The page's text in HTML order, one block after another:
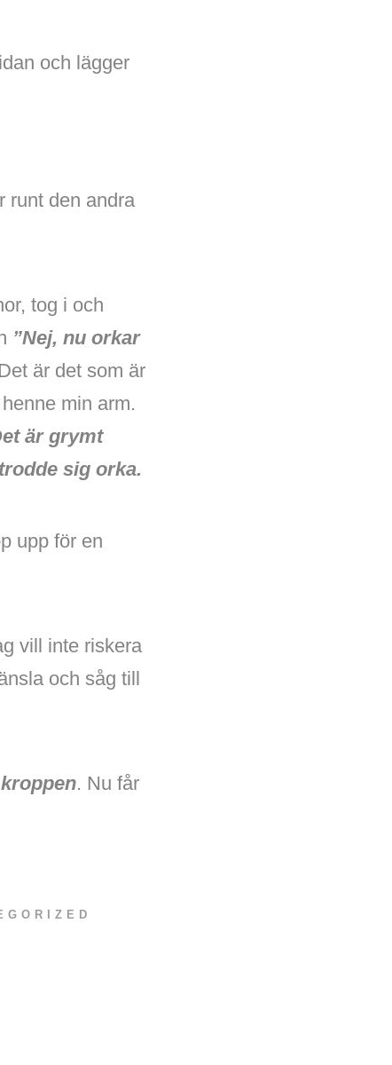
och lägger
runt den andra
tog i och
”Nej, nu orkar
är det som är
min arm.
är grymt
sig orka.
upp för en
vill inte riskera
och såg till
. Nu får